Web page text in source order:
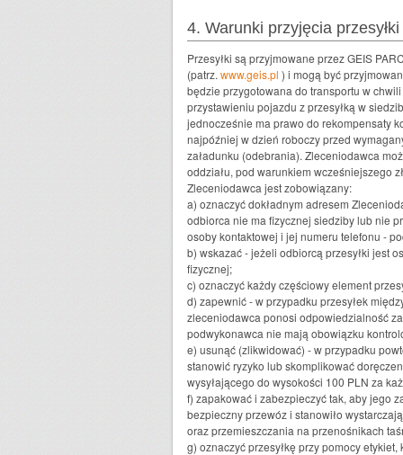
4. Warunki przyjęcia przesyłki
Przesyłki są przyjmowane przez GEIS
(patrz. www.geis.pl ) i mogą być
będzie przygotowana do transportu w
przystawieniu pojazdu z przesyłką w
jednocześnie ma prawo do rekompensaty
najpóźniej w dzień roboczy przed
załadunku (odebrania). Zleceniodawca
oddziału, pod warunkiem wcześniejszego
Zleceniodawca jest zobowiązany:
a) oznaczyć dokładnym adresem
odbiorca nie ma fizycznej siedziby lub nie
osoby kontaktowej i jej numeru telefonu -
b) wskazać - jeżeli odbiorcą przesyłki jest
fizycznej;
c) oznaczyć każdy częściowy element
d) zapewnić - w przypadku przesyłek
zleceniodawca ponosi odpowiedzialność
podwykonawca nie mają obowiązku
e) usunąć (zlikwidować) - w przypadku
stanowić ryzyko lub skomplikować
wysyłającego do wysokości 100 PLN za
f) zapakować i zabezpieczyć tak, aby jego
bezpieczny przewóz i stanowiło
oraz przemieszczania na przenośnikach
g) oznaczyć przesyłkę przy pomocy